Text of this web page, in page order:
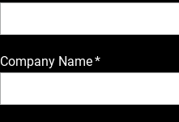
Company Name*